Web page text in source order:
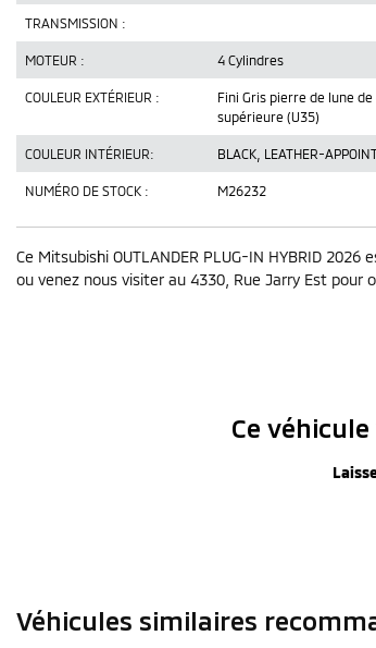
TRANSMISSION :
MOTEUR : 4 Cylindres
COULEUR EXTÉRIEUR :
Fini Gris pierre de lune
supérieure (U35)
COULEUR INTÉRIEUR: BLACK, LEATHER-
NUMÉRO DE STOCK : M26232
Ce Mitsubishi OUTLANDER PLUG-IN HYBRID
ou venez nous visiter au 4330, Rue Jarry Est pour
Ce
Véhicules similaires